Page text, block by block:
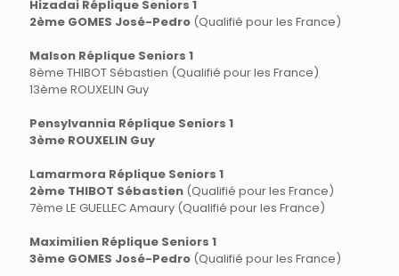
Hizadai Réplique Seniors 1
2ème GOMES José-Pedro (Qualifié pour les France)
Malson Réplique Seniors 1
8ème THIBOT Sébastien (Qualifié pour les France)
13ème ROUXELIN Guy
Pensylvannia Réplique Seniors 1
3ème ROUXELIN Guy
Lamarmora Réplique Seniors 1
2ème THIBOT Sébastien (Qualifié pour les France)
7ème LE GUELLEC Amaury (Qualifié pour les France)
Maximilien Réplique Seniors 1
3ème GOMES José-Pedro (Qualifié pour les France)